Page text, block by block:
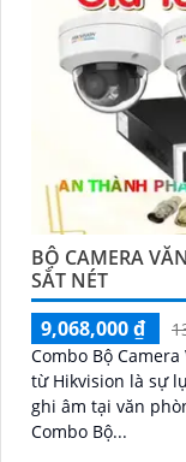
BỘ CAMERA
SẮT NÉT
9,068,000 ₫
Combo Bộ
từ Hikvision là sự
ghi âm tại văn phòng công ty. Với
Combo Bộ...